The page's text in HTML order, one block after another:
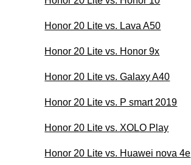
Honor 20 Lite vs. Lava A50
Honor 20 Lite vs. Honor 9x
Honor 20 Lite vs. Galaxy A40
Honor 20 Lite vs. P smart 2019
Honor 20 Lite vs. XOLO Play
Honor 20 Lite vs. Huawei nova 4e